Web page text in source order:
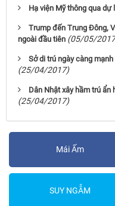
Hạ viện Mỹ thông qua dự
Trump đến Trung Đông,
ngoài đầu tiên (05/05/
Sở di trú ngày càng
(25/04/2017)
Dân Nhật xây hầm trú
(25/04/2017)
Mái Ấm
SUY NGẪM